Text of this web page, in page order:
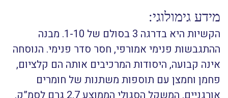
מידע גימולוגי:
הקשיות היא בדרגה 3 בסולם של 1-10. מבנה
ההתגבשות פנימי אמורפי, חסר סדר פנימי. הנוסחה
אינה קבועה, היסודות המרכיבים אותה הם קלציום,
פחמן וחמצן עם תוספות משתנות של חומרים
אורגניים. המשקל הסגולי הממוצע 2.7 גרם לסמ”ק.